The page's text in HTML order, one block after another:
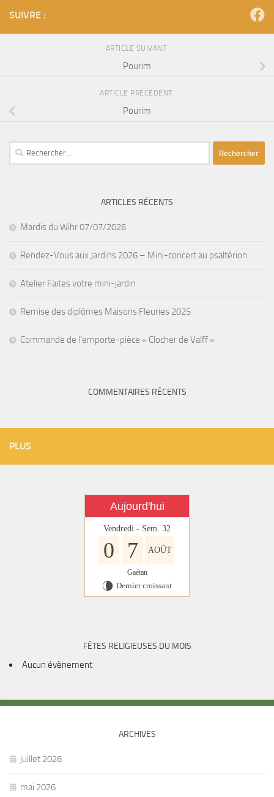
SUIVRE :
ARTICLE SUIVANT
Pourim
ARTICLE PRÉCÉDENT
Pourim
Rechercher :
ARTICLES RÉCENTS
Mardis du Wihr 07/07/2026
Rendez-Vous aux Jardins 2026 – Mini-concert au psaltérion
Atelier Faites votre mini-jardin
Remise des diplômes Maisons Fleuries 2025
Commande de l’emporte-pièce « Clocher de Valff »
COMMENTAIRES RÉCENTS
PLUS
Aujourd'hui
Vendredi - Sem. 32
0 7 AOÛT
Gaétan
V Dernier croissant
FÊTES RELIGIEUSES DU MOIS
Aucun évènement
ARCHIVES
juillet 2026
mai 2026